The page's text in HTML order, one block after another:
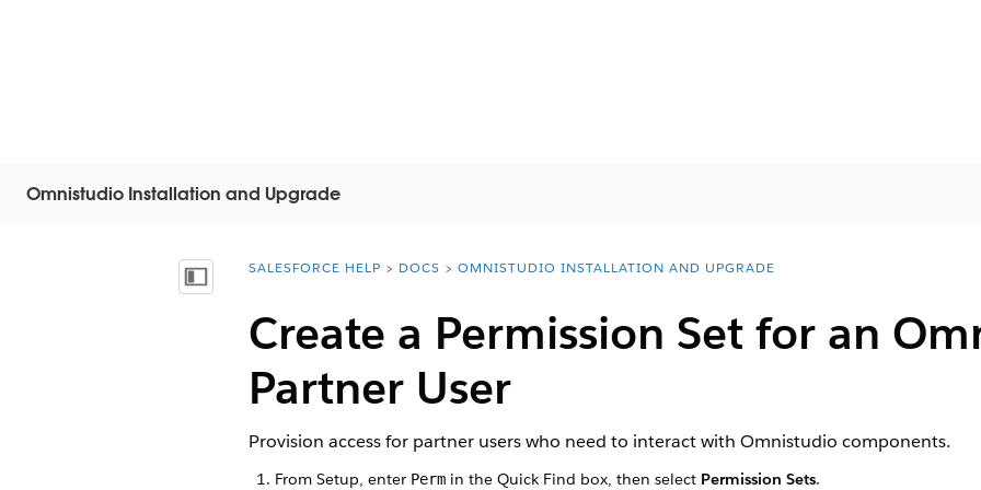
Omnistudio Installation and Upgrade
목차 표시 You are here:
SALESFORCE HELP DOCS OMNISTUDIO INSTALLATION AND UPGRADE
Create a Permission Set for an
Partner User
Provision access for partner users who need to interact with Omnistudio components.
From Setup, enter Permin the Quick Find box, then select Permission Sets.